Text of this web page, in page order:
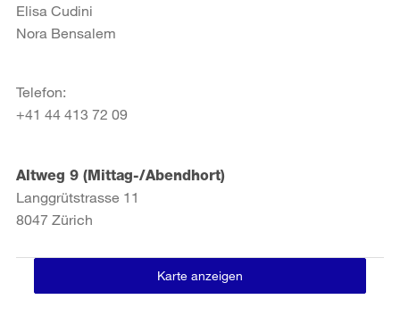
Elisa Cudini
Nora Bensalem
Telefon:
+41 44 413 72 09
Altweg 9 (Mittag-/Abendhort)
Langgrütstrasse 11
8047 Zürich
Karte anzeigen